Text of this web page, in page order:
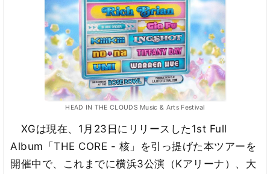
HEAD IN THE CLOUDS Music & Arts Festival
XGは現在、1月23日にリリースした1st Full
Album「THE CORE - 核」を引っ提げた本ツアーを
開催中で、これまでに横浜3公演（Kアリーナ）、大